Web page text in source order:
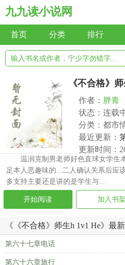
九九读小说网
首页 分类 排行
《不合格》
作者： 胖青
状态：连载
分类：都市
最近更新：
更新时间：
温润克制男老师好色直球女学生
足本人恶趣味的...二人确认关系后应
多支持主要还是讲的是学生与...
开始阅读 加入书架
《《不合格》师生h 1v1 He》最
第六十七章电话
第六十六章旅行